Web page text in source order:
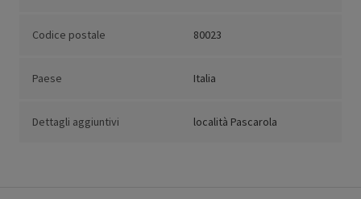
Codice postale 80023
Paese Italia
Dettagli aggiuntivi località Pascarola